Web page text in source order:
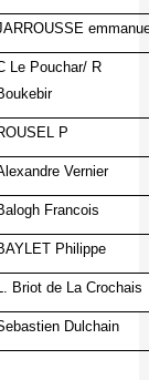
Le Pouchar/ R
P
Vernier
Francois
Philippe
Briot de La Crochais
Dulchain